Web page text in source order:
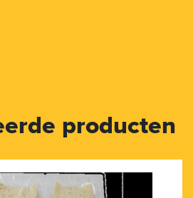
producten